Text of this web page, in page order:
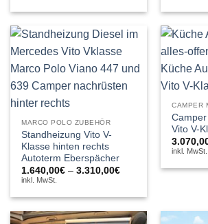
639,00€
MARCO POLO ZUBEHÖR
Standheizung Vito V-
Klasse hinten rechts
Autoterm Eberspächer
1.640,00€ –3.310,00€Preisspanne:
3.310,00€
inkl. MwSt.
Camper
Vito V-
inkl. MwSt.